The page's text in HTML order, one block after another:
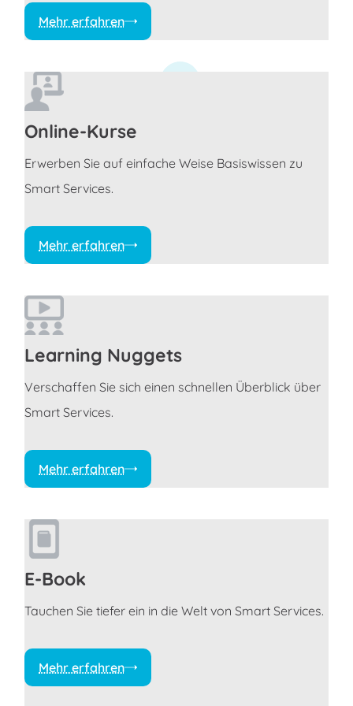
Mehr erfahren
Online-Kurse
Erwerben Sie auf einfache Weise Basiswissen zu
Smart Services.
Mehr erfahren
Learning Nuggets
Verschaffen Sie sich einen schnellen Überblick über
Smart Services.
Mehr erfahren
E-Book
Tauchen Sie tiefer ein in die Welt von Smart Services.
Mehr erfahren